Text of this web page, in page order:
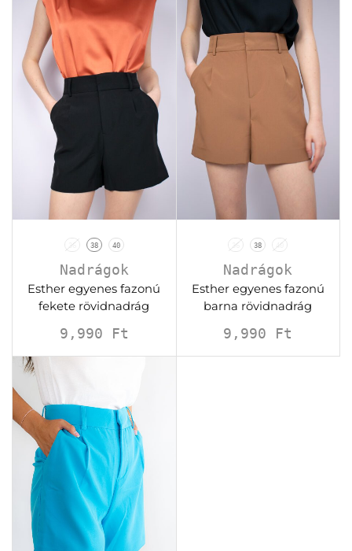
36 38 40
Nadrágok
Esther egyenes fazonú
fekete rövidnadrág
9,990 Ft
36 38 40
Nadrágok
Esther egyenes fazonú
barna rövidnadrág
9,990 Ft